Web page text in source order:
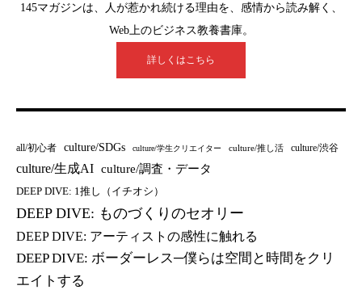
145マガジンは、人が惹かれ続ける理由を、感情から読み解く、
Web上のビジネス教養書庫。
詳しくはこちら
all/初心者 culture/SDGs culture/学生クリエイター culture/推し活 culture/渋谷
culture/生成AI culture/調査・データ
DEEP DIVE: 1推し（イチオシ）
DEEP DIVE: ものづくりのセオリー
DEEP DIVE: アーティストの感性に触れる
DEEP DIVE: ボーダーレス─僕らは空間と時間をクリ
エイトする